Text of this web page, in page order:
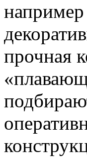
прочная